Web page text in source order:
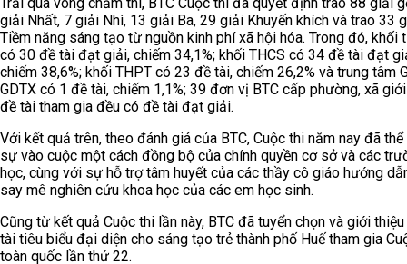
giải Nhất, 7 giải Nhì, 13 giải Ba, 29 giải Khuyến khích và trao 33
Tiềm năng sáng tạo từ nguồn kinh phí xã hội hóa. Trong đó, khối
có 30 đề tài đạt giải, chiếm 34,1%; khối THCS có 34 đề tài đạt
chiếm 38,6%; khối THPT có 23 đề tài, chiếm 26,2% và trung tâm
GDTX có 1 đề tài, chiếm 1,1%; 39 đơn vị BTC cấp phường, xã
đề tài tham gia đều có đề tài đạt giải.
Với kết quả trên, theo đánh giá của BTC, Cuộc thi năm nay đã thể
sự vào cuộc một cách đồng bộ của chính quyền cơ sở và các
học, cùng với sự hỗ trợ tâm huyết của các thầy cô giáo hướng
say mê nghiên cứu khoa học của các em học sinh.
Cũng từ kết quả Cuộc thi lần này, BTC đã tuyển chọn và giới
tài tiêu biểu đại diện cho sáng tạo trẻ thành phố Huế tham gia
toàn quốc lần thứ 22.